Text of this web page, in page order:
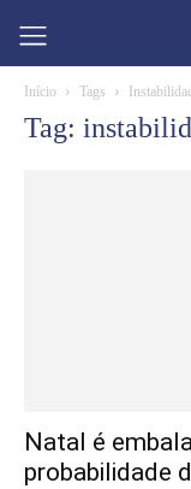
Início Tags
Tag:
Natal é
probabilidade